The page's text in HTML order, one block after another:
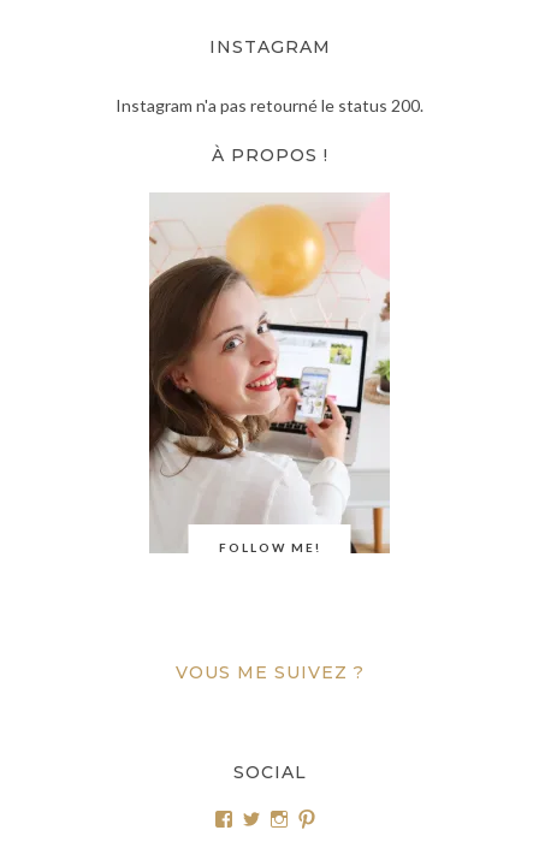
INSTAGRAM
Instagram n'a pas retourné le status 200.
FOLLOW ME!
À PROPOS !
VOUS ME SUIVEZ ?
SOCIAL
Voir Voir Voir